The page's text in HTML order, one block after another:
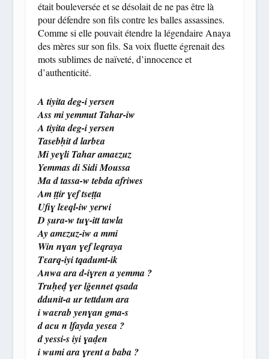
était bouleversée et se désolait de ne pas être là
pour défendre son fils contre les balles assassines.
Comme si elle pouvait étendre la légendaire Anaya
des mères sur son fils. Sa voix fluette égrenait des
mots sublimes de naïveté, d’innocence et
d’authenticité.
A tiyita deg-i yersen
Ass mi yemmut Tahar-iw
A tiyita deg-i yersen
Tasebḥit d larbɛa
Mi yeɣli Tahar amaɛzuz
Yemmas di Sidi Moussa
Ma d tassa-w tebda afriwes
Am ṭṭir ɣef tseṭṭa
Ufiɣ lɛeql-iw yerwi
D ṣura-w tuɣ-itt tawla
Ay amɛzuz-iw a mmi
Win nɣan ɣef leqraya
Tɛarq-iyi tqadumt-ik
Anwa ara d-iɣren a yemma ?
Truḥeḍ ɣer lǧennet qsada
ddunit-a ur tettdum ara
i waɛrab yenɣan gma-s
d acu n lfayda yesɛa ?
d yessi-s iyi ɣaḍen
i wumi ara ɣrent a baba ?